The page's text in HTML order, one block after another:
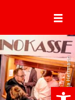
Manja Herrmann